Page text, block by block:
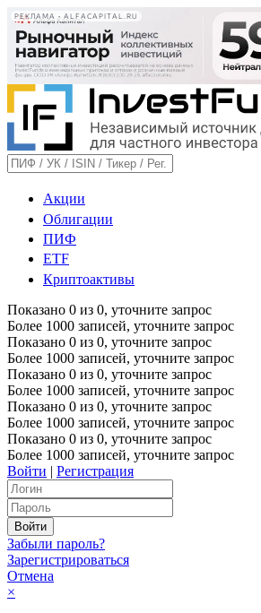
РЕКЛАМА • ALFACAPITAL.RU
Акции
Облигации
ПИФ
ETF
Криптоактивы
Показано 0 из 0, уточните запрос
Более 1000 записей, уточните запрос
Показано 0 из 0, уточните запрос
Более 1000 записей, уточните запрос
Показано 0 из 0, уточните запрос
Более 1000 записей, уточните запрос
Показано 0 из 0, уточните запрос
Более 1000 записей, уточните запрос
Показано 0 из 0, уточните запрос
Более 1000 записей, уточните запрос
Войти | Регистрация
Забыли пароль?
Зарегистрироваться
Отмена
×